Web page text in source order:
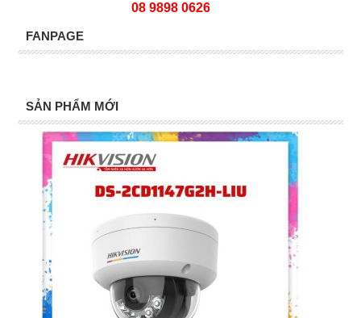
08 9898 0626
FANPAGE
SẢN PHẨM MỚI